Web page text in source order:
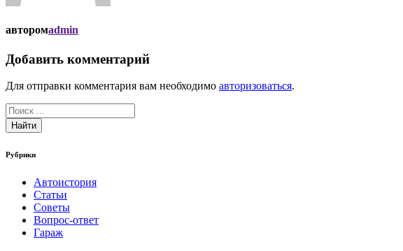
авторомadmin
Добавить комментарий
Для отправки комментария вам необходимо авторизоваться.
Найти
Рубрики
Автоистория
Статьи
Советы
Вопрос-ответ
Гараж